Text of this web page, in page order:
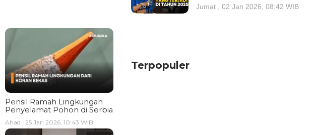
Pensil Ramah Lingkungan
Penyelamat Pohon di Serbia
Ahad , 25 Jan 2026, 10:43 WIB
Jumat , 02 Jan 2026, 08:42 WIB
Terpopuler